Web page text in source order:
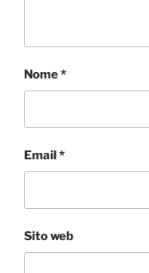
Nome*
Email*
Sito web